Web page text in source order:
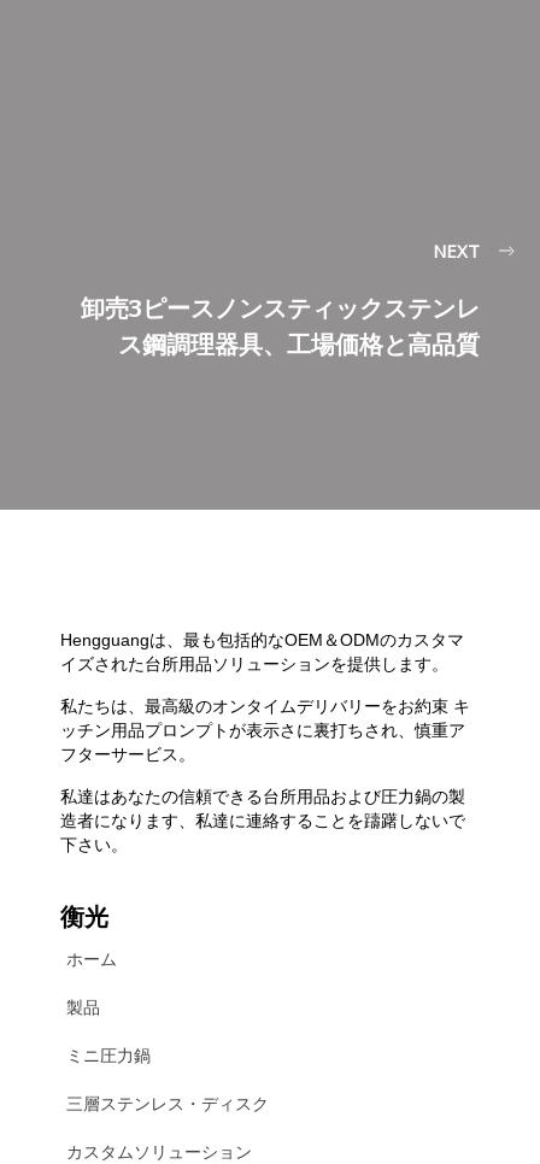
NEXT
卸売3ピースノンスティックステンレ
ス鋼調理器具、工場価格と高品質
Hengguangは、最も包括的なOEM＆ODMのカスタマ
イズされた台所用品ソリューションを提供します。
私たちは、最高級のオンタイムデリバリーをお約束 キ
ッチン用品プロンプトが表示さに裏打ちされ、慎重ア
フターサービス。
私達はあなたの信頼できる台所用品および圧力鍋の製
造者になります、私達に連絡することを躊躇しないで
下さい。
衡光
ホーム
製品
ミニ圧力鍋
三層ステンレス・ディスク
カスタムソリューション